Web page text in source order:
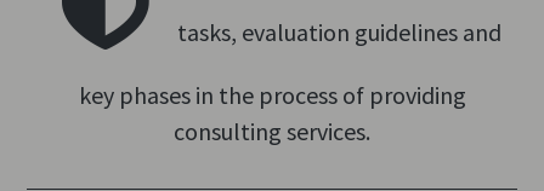
tasks, evaluation guidelines and
key phases in the process of providing
consulting services.